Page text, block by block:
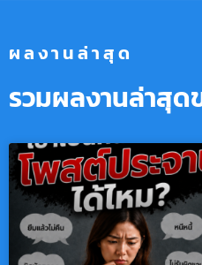
ผลงานล่าสุด
รวมผลงานล่าสุด